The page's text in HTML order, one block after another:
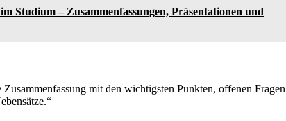
Studium – Zusammenfassungen, Präsentationen und
mit den wichtigsten Punkten, offenen Fragen